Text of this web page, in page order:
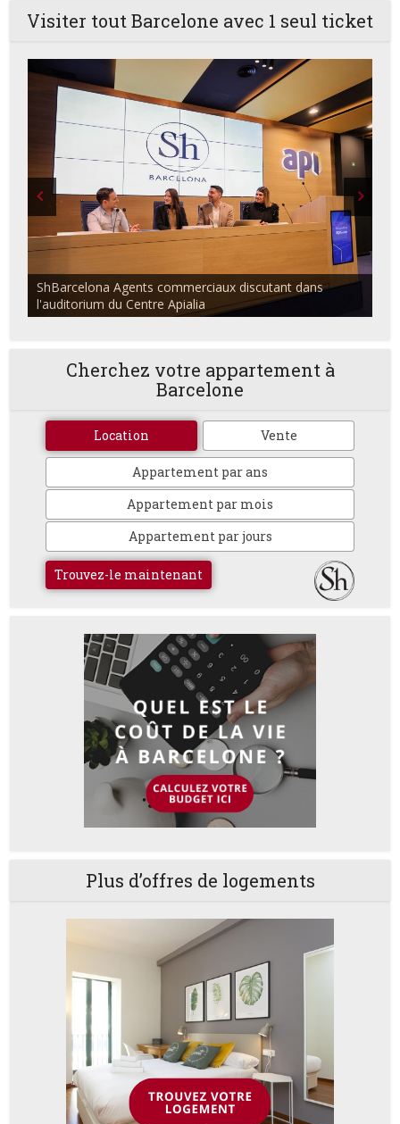
Visiter tout Barcelone avec 1 seul ticket
ShBarcelona Agents commerciaux discutant dans
l'auditorium du Centre Apialia
Cherchez votre appartement à
Barcelone
Location Vente
Appartement par ans
Appartement par mois
Appartement par jours
Trouvez-le maintenant
Plus d’offres de logements